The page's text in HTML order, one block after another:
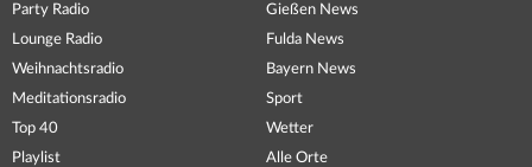
Party Radio
Lounge Radio
Weihnachtsradio
Meditationsradio
Top 40
Playlist
Gießen News
Fulda News
Bayern News
Sport
Wetter
Alle Orte